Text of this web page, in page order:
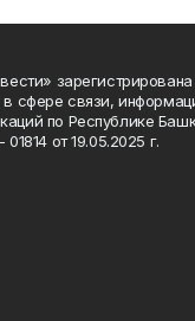
сфере связи,
по Республике
от 19.05.2025 г.